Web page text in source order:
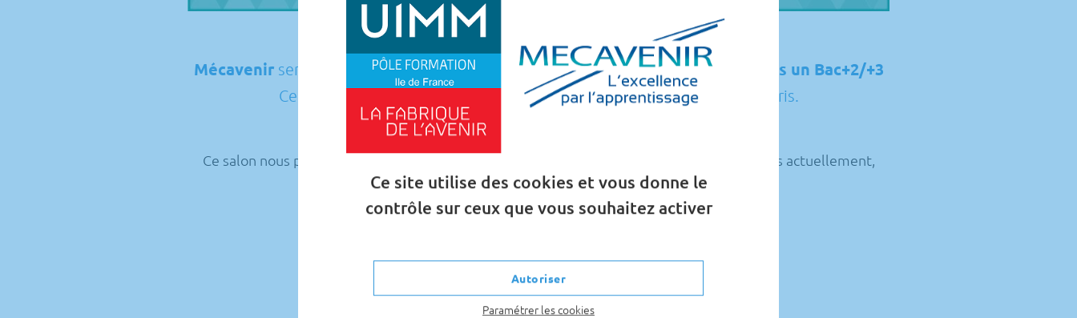
Ce site utilise des cookies et vous donne le
contrôle sur ceux que vous souhaitez activer
Autoriser
Paramétrer les cookies
Mécavenirsera présent lors du SalonStudyrama de la Poursuite d’Etudes après un Bac+2/+3
Ce samedi 15 Janvier 2022 à la Cité Internationale Universitaire de Paris.
Ce salon nous permettra de vous expliquer les différentes formations que nous proposons actuellement,
mais aussi de vous orienter au mieux selon vos choix et votre parcours.
L’alternance vous intéresse ? Les métiers de l’industrie vous passionnent ?
N’hésitez plus, et venez nous rencontrer sur le Salon austand n°14
Le salon ouvrira ses portes de 10H à 17H.